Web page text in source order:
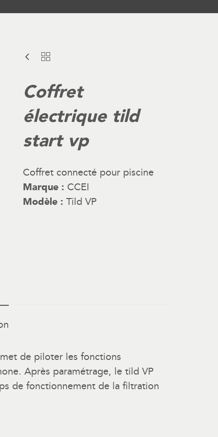
Coffret
électrique tild
start vp
Coffret connecté pour piscine
Marque : CCEI
Modèle : Tild VP
de piloter les fonctions
Après paramétrage, le tild VP
de fonctionnement de la filtration